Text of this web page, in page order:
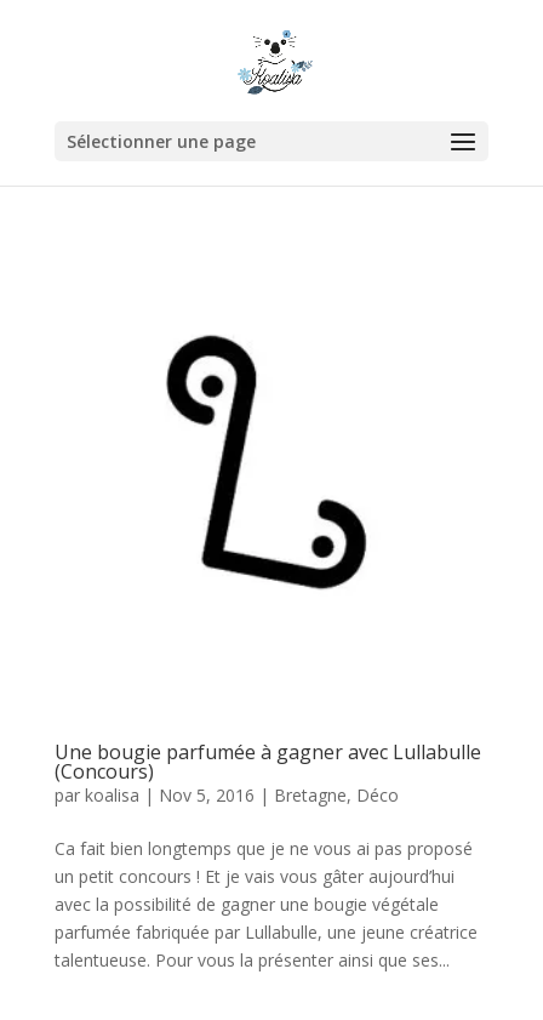
Sélectionner une page
Une bougie parfumée à gagner avec Lullabulle
(Concours)
par koalisa | Nov 5, 2016 | Bretagne, Déco
Ca fait bien longtemps que je ne vous ai pas proposé
un petit concours ! Et je vais vous gâter aujourd’hui
avec la possibilité de gagner une bougie végétale
parfumée fabriquée par Lullabulle, une jeune créatrice
talentueuse. Pour vous la présenter ainsi que ses...